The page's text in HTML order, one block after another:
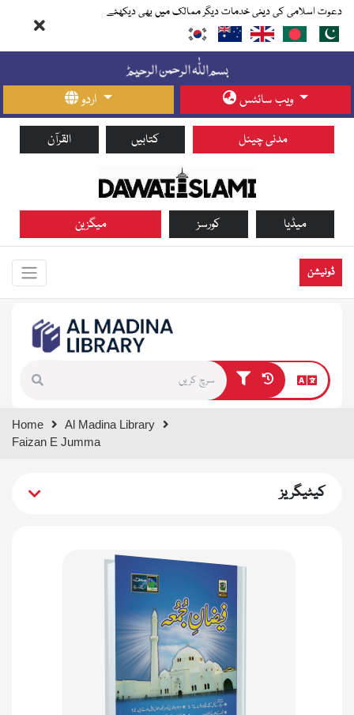
دعوت اسلامی کی دینی خدمات دیگر ممالک میں بھی دیکھئے
اردو ویب سائٹس
القرآن کتابیں مدنی چینل
میگزین کورسز میڈیا
ڈونیشن
results.
Home
Al Madina Library
Faizan E Jumma
کیٹیگریز